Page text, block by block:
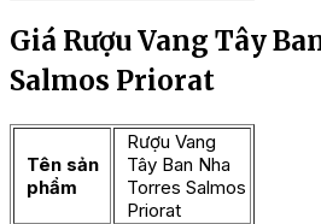
Giá Rượu Vang Tây
Salmos Priorat
Tên sản
phẩm
Rượu Vang
Tây Ban Nha
Torres Salmos
Priorat